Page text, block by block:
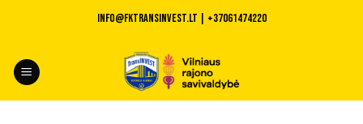
INFO@fktransinvest.lt | +37061474220